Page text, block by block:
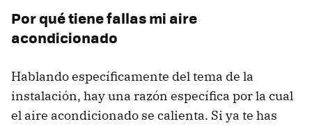
Por qué tiene fallas mi aire
acondicionado
Hablando específicamente del tema de la
instalación, hay una razón específica por la cual
el aire acondicionado se calienta. Si ya te has